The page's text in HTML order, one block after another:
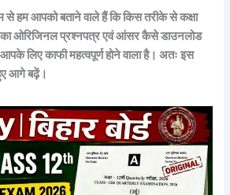
हम आपको बताने वाले हैं कि किस तरीके से कक्षा
का ओरिजिनल प्रश्नपत्र एवं आंसर कैसे डाउनलोड
लिए काफी महत्वपूर्ण होने वाला है। अतः इस
आगे बढ़ें।